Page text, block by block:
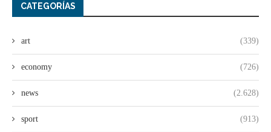
CATEGORÍAS
art (339)
economy (726)
news (2.628)
sport (913)